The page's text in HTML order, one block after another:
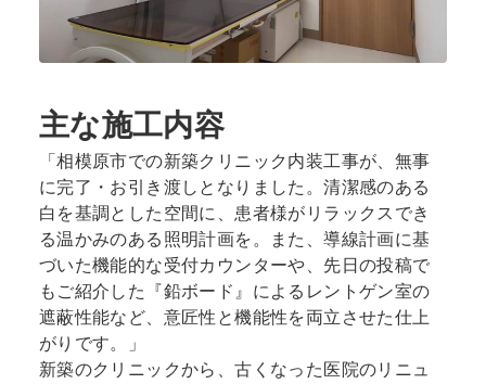
主な施工内容
「相模原市での新築クリニック内装工事が、無事
に完了・お引き渡しとなりました。清潔感のある
白を基調とした空間に、患者様がリラックスでき
る温かみのある照明計画を。また、導線計画に基
づいた機能的な受付カウンターや、先日の投稿で
もご紹介した『鉛ボード』によるレントゲン室の
遮蔽性能など、意匠性と機能性を両立させた仕上
がりです。」
新築のクリニックから、古くなった医院のリニュ